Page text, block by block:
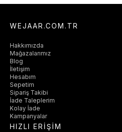
WEJAAR.COM.TR
Hakkımızda
Mağazalarımız
Blog
İletişim
Hesabım
Sepetim
Sipariş Takibi
İade Taleplerim
Kolay İade
Kampanyalar
HIZLI ERİŞİM